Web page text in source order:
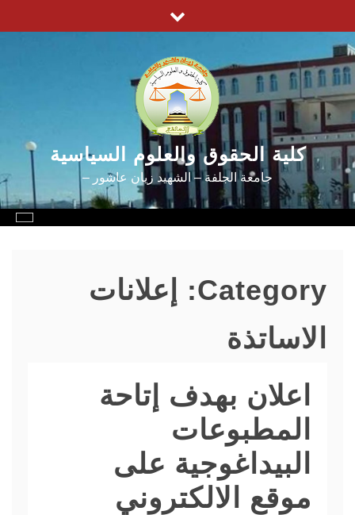
to
content
كلية الحقوق والعلوم السياسية
جامعة الجلفة – الشهيد زيان عاشور –
Category:
إعلانات
الاساتذة
اعلان بهدف إتاحة
المطبوعات
البيداغوجية على
موقع الالكتروني